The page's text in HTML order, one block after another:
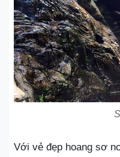
Với vẻ đẹp hoang sơ